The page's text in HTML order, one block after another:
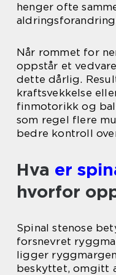
henger ofte
Når rommet for
oppstår et
dette dårlig.
kraftsvekkelse
finmotorikk og
som regel flere
bedre kontroll
Hva er
hvorfor
Spinal stenose
forsnevret
ligger
beskyttet, omgitt